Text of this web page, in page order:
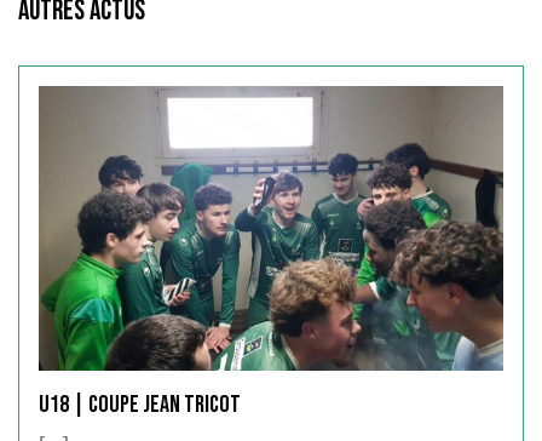
Autres Actus
U18 | Coupe Jean Tricot